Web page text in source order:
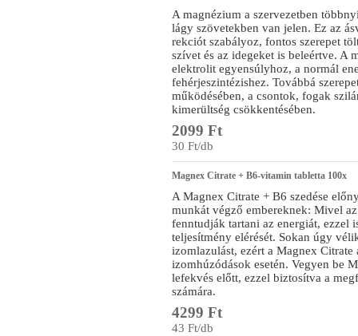
A magnézium a szervezetben
lágy szövetekben van jelen. Ez az
rekciót szabályoz, fontos szerepet
szívet és az idegeket is beleértve. A
elektrolit egyensúlyhoz, a normál
fehérjeszintézishez. Továbbá
működésében, a csontok, fogak
kimerültség csökkentésében.
2099 Ft
30 Ft/db
Magnex Citrate + B6-vitamin tabletta 100x
A Magnex Citrate + B6 szedése
munkát végző embereknek: Mivel
fenntudják tartani az energiát, ezzel
teljesítmény elérését. Sokan úgy
izomlazulást, ezért a Magnex
izomhúzódások esetén. Vegyen be
lefekvés előtt, ezzel biztosítva a
számára.
4299 Ft
43 Ft/db